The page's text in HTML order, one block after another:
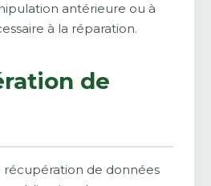
antérieure ou à
à la réparation.
de
récupération de données